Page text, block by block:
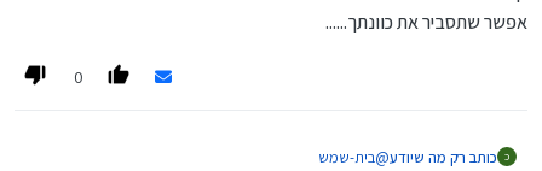
אלפי שקלים קנס במיחזור לא קיבלתי תשובה למה זה לא שווה?
אפשר שתסביר את כוונתך......
0
כ כותב רק מה שיודע@בית-שמש